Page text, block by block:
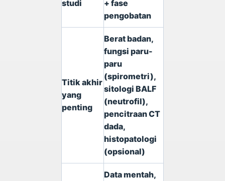
studi
+ fase
pengobatan
Titik akhir
yang
penting
Berat badan,
fungsi paru-
paru
(spirometri),
sitologi BALF
(neutrofil),
pencitraan CT
dada,
histopatologi
(opsional)
Data mentah,